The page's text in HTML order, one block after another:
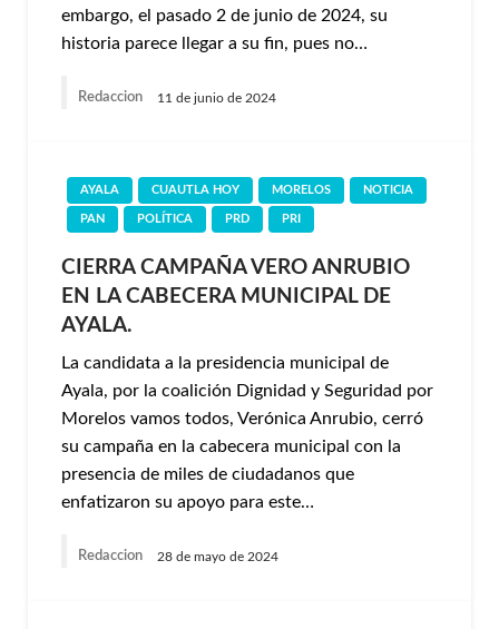
embargo, el pasado 2 de junio de 2024, su
historia parece llegar a su fin, pues no…
Redaccion 11 de junio de 2024
AYALA CUAUTLA HOY MORELOS NOTICIA
PAN POLÍTICA PRD PRI
CIERRA CAMPAÑA VERO ANRUBIO
EN LA CABECERA MUNICIPAL DE
AYALA.
La candidata a la presidencia municipal de
Ayala, por la coalición Dignidad y Seguridad por
Morelos vamos todos, Verónica Anrubio, cerró
su campaña en la cabecera municipal con la
presencia de miles de ciudadanos que
enfatizaron su apoyo para este…
Redaccion 28 de mayo de 2024